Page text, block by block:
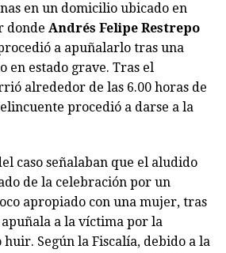
en un domicilio ubicado en
donde Andrés Felipe Restrepo
a apuñalarlo tras una
en estado grave. Tras el
alrededor de las 6.00 horas de
procedió a darse a la
caso señalaban que el aludido
de la celebración por un
apropiado con una mujer, tras
a la víctima por la
huir. Según la Fiscalía, debido a la